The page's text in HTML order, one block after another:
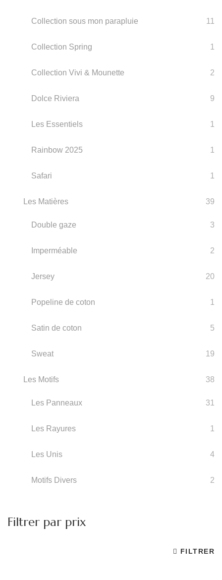
Collection sous mon parapluie 11
Collection Spring 1
Collection Vivi & Mounette 2
Dolce Riviera 9
Les Essentiels 1
Rainbow 2025 1
Safari 1
Les Matières 39
Double gaze 3
Imperméable 2
Jersey 20
Popeline de coton 1
Satin de coton 5
Sweat 19
Les Motifs 38
Les Panneaux 31
Les Rayures 1
Les Unis 4
Motifs Divers 2
Filtrer par prix
FILTRER